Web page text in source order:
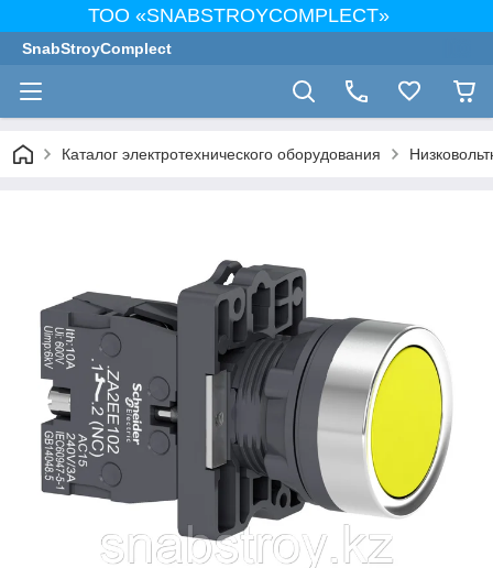
ТОО «SNABSTROYCOMPLECT»
SnabStroyComplect
Каталог электротехнического оборудования